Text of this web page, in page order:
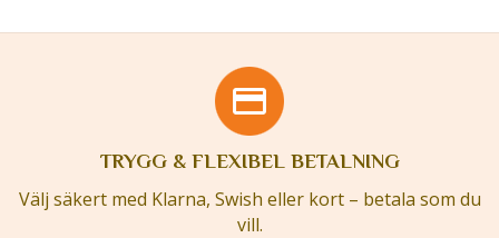
TRYGG & FLEXIBEL BETALNING
Välj säkert med Klarna, Swish eller kort – betala som du
vill.